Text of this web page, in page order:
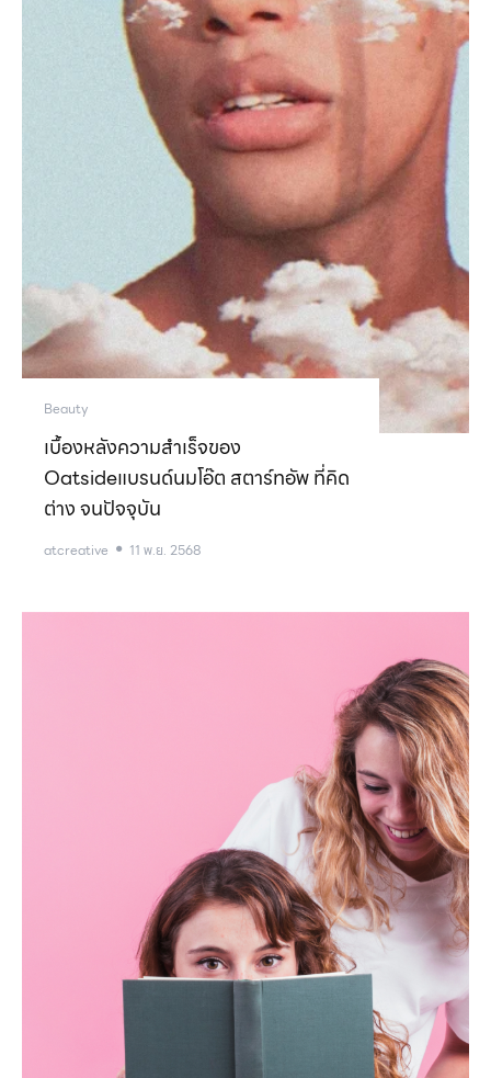
Beauty
เบื้องหลังความสำเร็จของ
Oatsideแบรนด์นมโอ๊ต สตาร์ทอัพ ที่คิด
ต่าง จนปัจจุบัน
atcreative 11 พ.ย. 2568